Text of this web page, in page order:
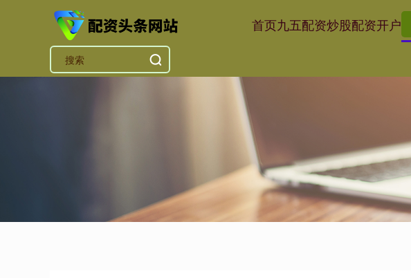
首页九五配资炒股配资开户